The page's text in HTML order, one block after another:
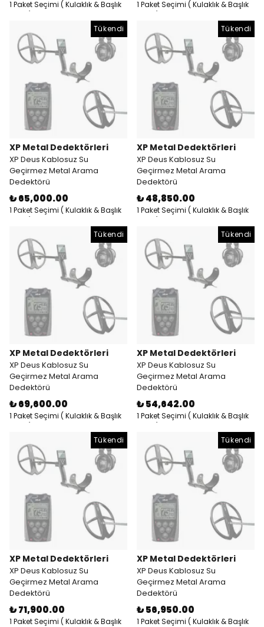
1 Paket Seçimi ( Kulaklık & Başlık
1 Paket Seçimi ( Kulaklık & Başlık
Tükendi
XP Metal Dedektörleri
XP Deus Kablosuz Su
Geçirmez Metal Arama
Dedektörü
₺ 65,000.00
1 Paket Seçimi ( Kulaklık & Başlık
Tükendi
XP Metal Dedektörleri
XP Deus Kablosuz Su
Geçirmez Metal Arama
Dedektörü
₺ 48,850.00
1 Paket Seçimi ( Kulaklık & Başlık
Tükendi
XP Metal Dedektörleri
XP Deus Kablosuz Su
Geçirmez Metal Arama
Dedektörü
₺ 69,600.00
1 Paket Seçimi ( Kulaklık & Başlık
Tükendi
XP Metal Dedektörleri
XP Deus Kablosuz Su
Geçirmez Metal Arama
Dedektörü
₺ 54,642.00
1 Paket Seçimi ( Kulaklık & Başlık
Tükendi
XP Metal Dedektörleri
XP Deus Kablosuz Su
Geçirmez Metal Arama
Dedektörü
₺ 71,900.00
1 Paket Seçimi ( Kulaklık & Başlık
Tükendi
XP Metal Dedektörleri
XP Deus Kablosuz Su
Geçirmez Metal Arama
Dedektörü
₺ 56,950.00
1 Paket Seçimi ( Kulaklık & Başlık